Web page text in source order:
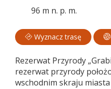
96 m n. p. m.
Wyznacz trasę
Rezerwat Przyrody
rezerwat przyrody
wschodnim skraju miasta